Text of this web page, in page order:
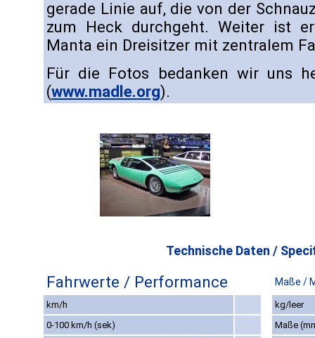
gerade Linie auf, die von der
zum Heck durchgeht. Weiter ist
Manta ein Dreisitzer mit zentralem
Für die Fotos bedanken wir uns
(www.madle.org).
Technische Daten /
Fahrwerte / Performance Maße /
km/h
kg/leer
0-100 km/h (sek)
Maße